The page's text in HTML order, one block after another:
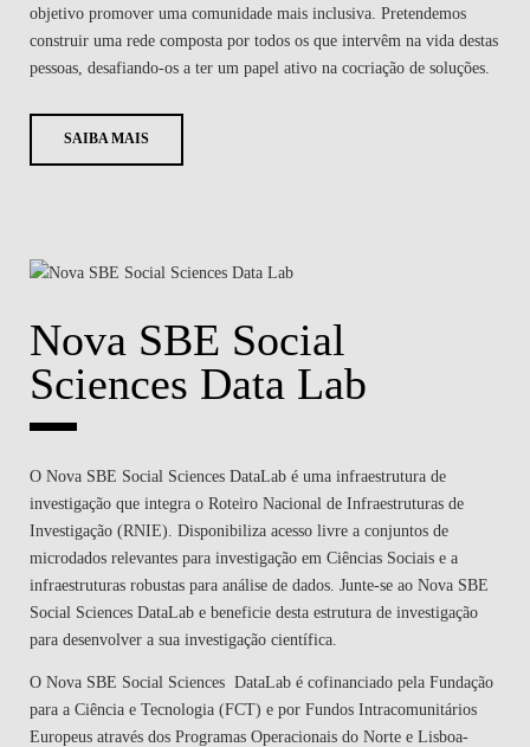
objetivo promover uma comunidade mais inclusiva. Pretendemos
construir uma rede composta por todos os que intervêm na vida destas
pessoas, desafiando-os a ter um papel ativo na cocriação de soluções.
SAIBA MAIS
Nova SBE Social
Sciences Data Lab
O Nova SBE Social Sciences DataLab é uma infraestrutura de
investigação que integra o Roteiro Nacional de Infraestruturas de
Investigação (RNIE). Disponibiliza acesso livre a conjuntos de
microdados relevantes para investigação em Ciências Sociais e a
infraestruturas robustas para análise de dados. Junte-se ao Nova SBE
Social Sciences DataLab e beneficie desta estrutura de investigação
para desenvolver a sua investigação científica.
O Nova SBE Social Sciences DataLab é cofinanciado pela Fundação
para a Ciência e Tecnologia (FCT) e por Fundos Intracomunitários
Europeus através dos Programas Operacionais do Norte e Lisboa-